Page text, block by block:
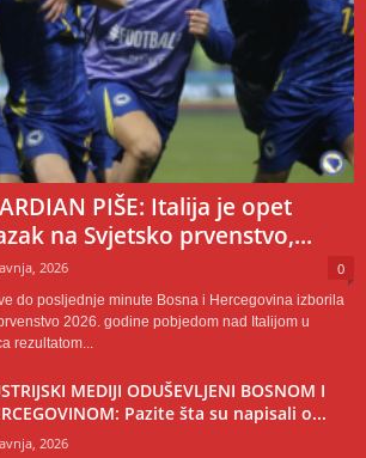
PIŠE: Italija je opet
na Svjetsko prvenstvo,...
2026 0
do posljednje minute Bosna i Hercegovina izborila
2026. godine pobjedom nad Italijom u
rezultatom...
MEDIJI ODUŠEVLJENI BOSNOM I
Pazite šta su napisali o...
2026